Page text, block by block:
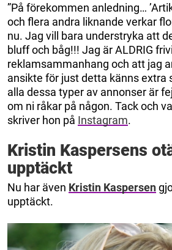
”På förekommen anledning…
och flera andra liknande verkar
nu. Jag vill bara understryka att
bluff och båg!!! Jag är ALDRIG
reklamsammanhang och att jag
ansikte för just detta känns extra
alla dessa typer av annonser är
om ni råkar på någon. Tack och
skriver hon på Instagram.
Kristin Kaspersens
upptäckt
Nu har även Kristin Kaspersen
upptäckt.